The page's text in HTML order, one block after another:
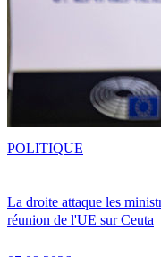
La droite attaque les
réunion de l'UE sur Ceuta
POLITIQUE